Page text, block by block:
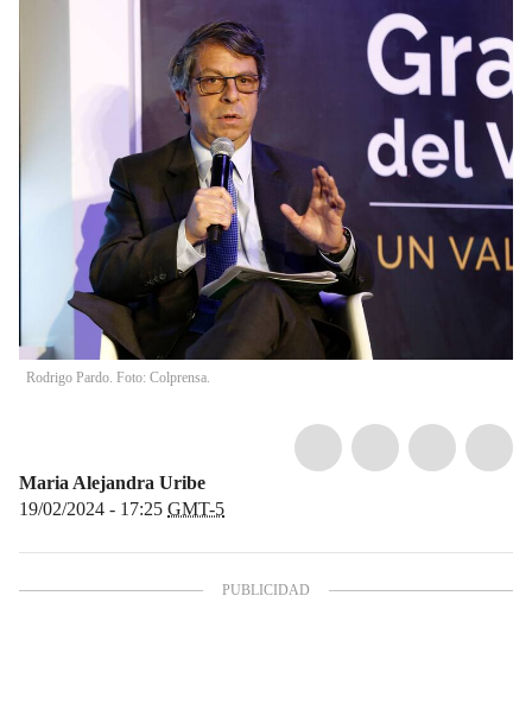
Rodrigo Pardo. Foto: Colprensa.
Maria Alejandra Uribe
19/02/2024 - 17:25 GMT-5